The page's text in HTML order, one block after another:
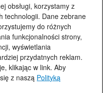
obsługi, korzystamy z
technologii. Dane zebrane
do różnych
funkcjonalności strony,
wyświetlania
przydatnych reklam.
klikając w link. Aby
z naszą Polityką